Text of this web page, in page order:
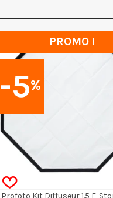
-5%
PROMO !
Profoto Kit Diffuseur 1.5 F-